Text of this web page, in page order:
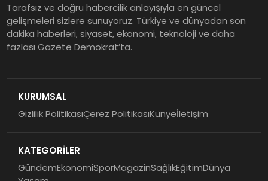
Tarafsız ve doğru habercilik anlayışıyla en güncel
gelişmeleri sizlere sunuyoruz. Türkiye ve dünyadan son
dakika haberleri, siyaset, ekonomi, teknoloji ve daha
fazlası Gazete Demokrat’ta.
KURUMSAL
Gizlilik PolitikasıÇerez PolitikasıKünyeİletişim
KATEGORİLER
GündemEkonomiSporMagazinSağlıkEğitimDünya